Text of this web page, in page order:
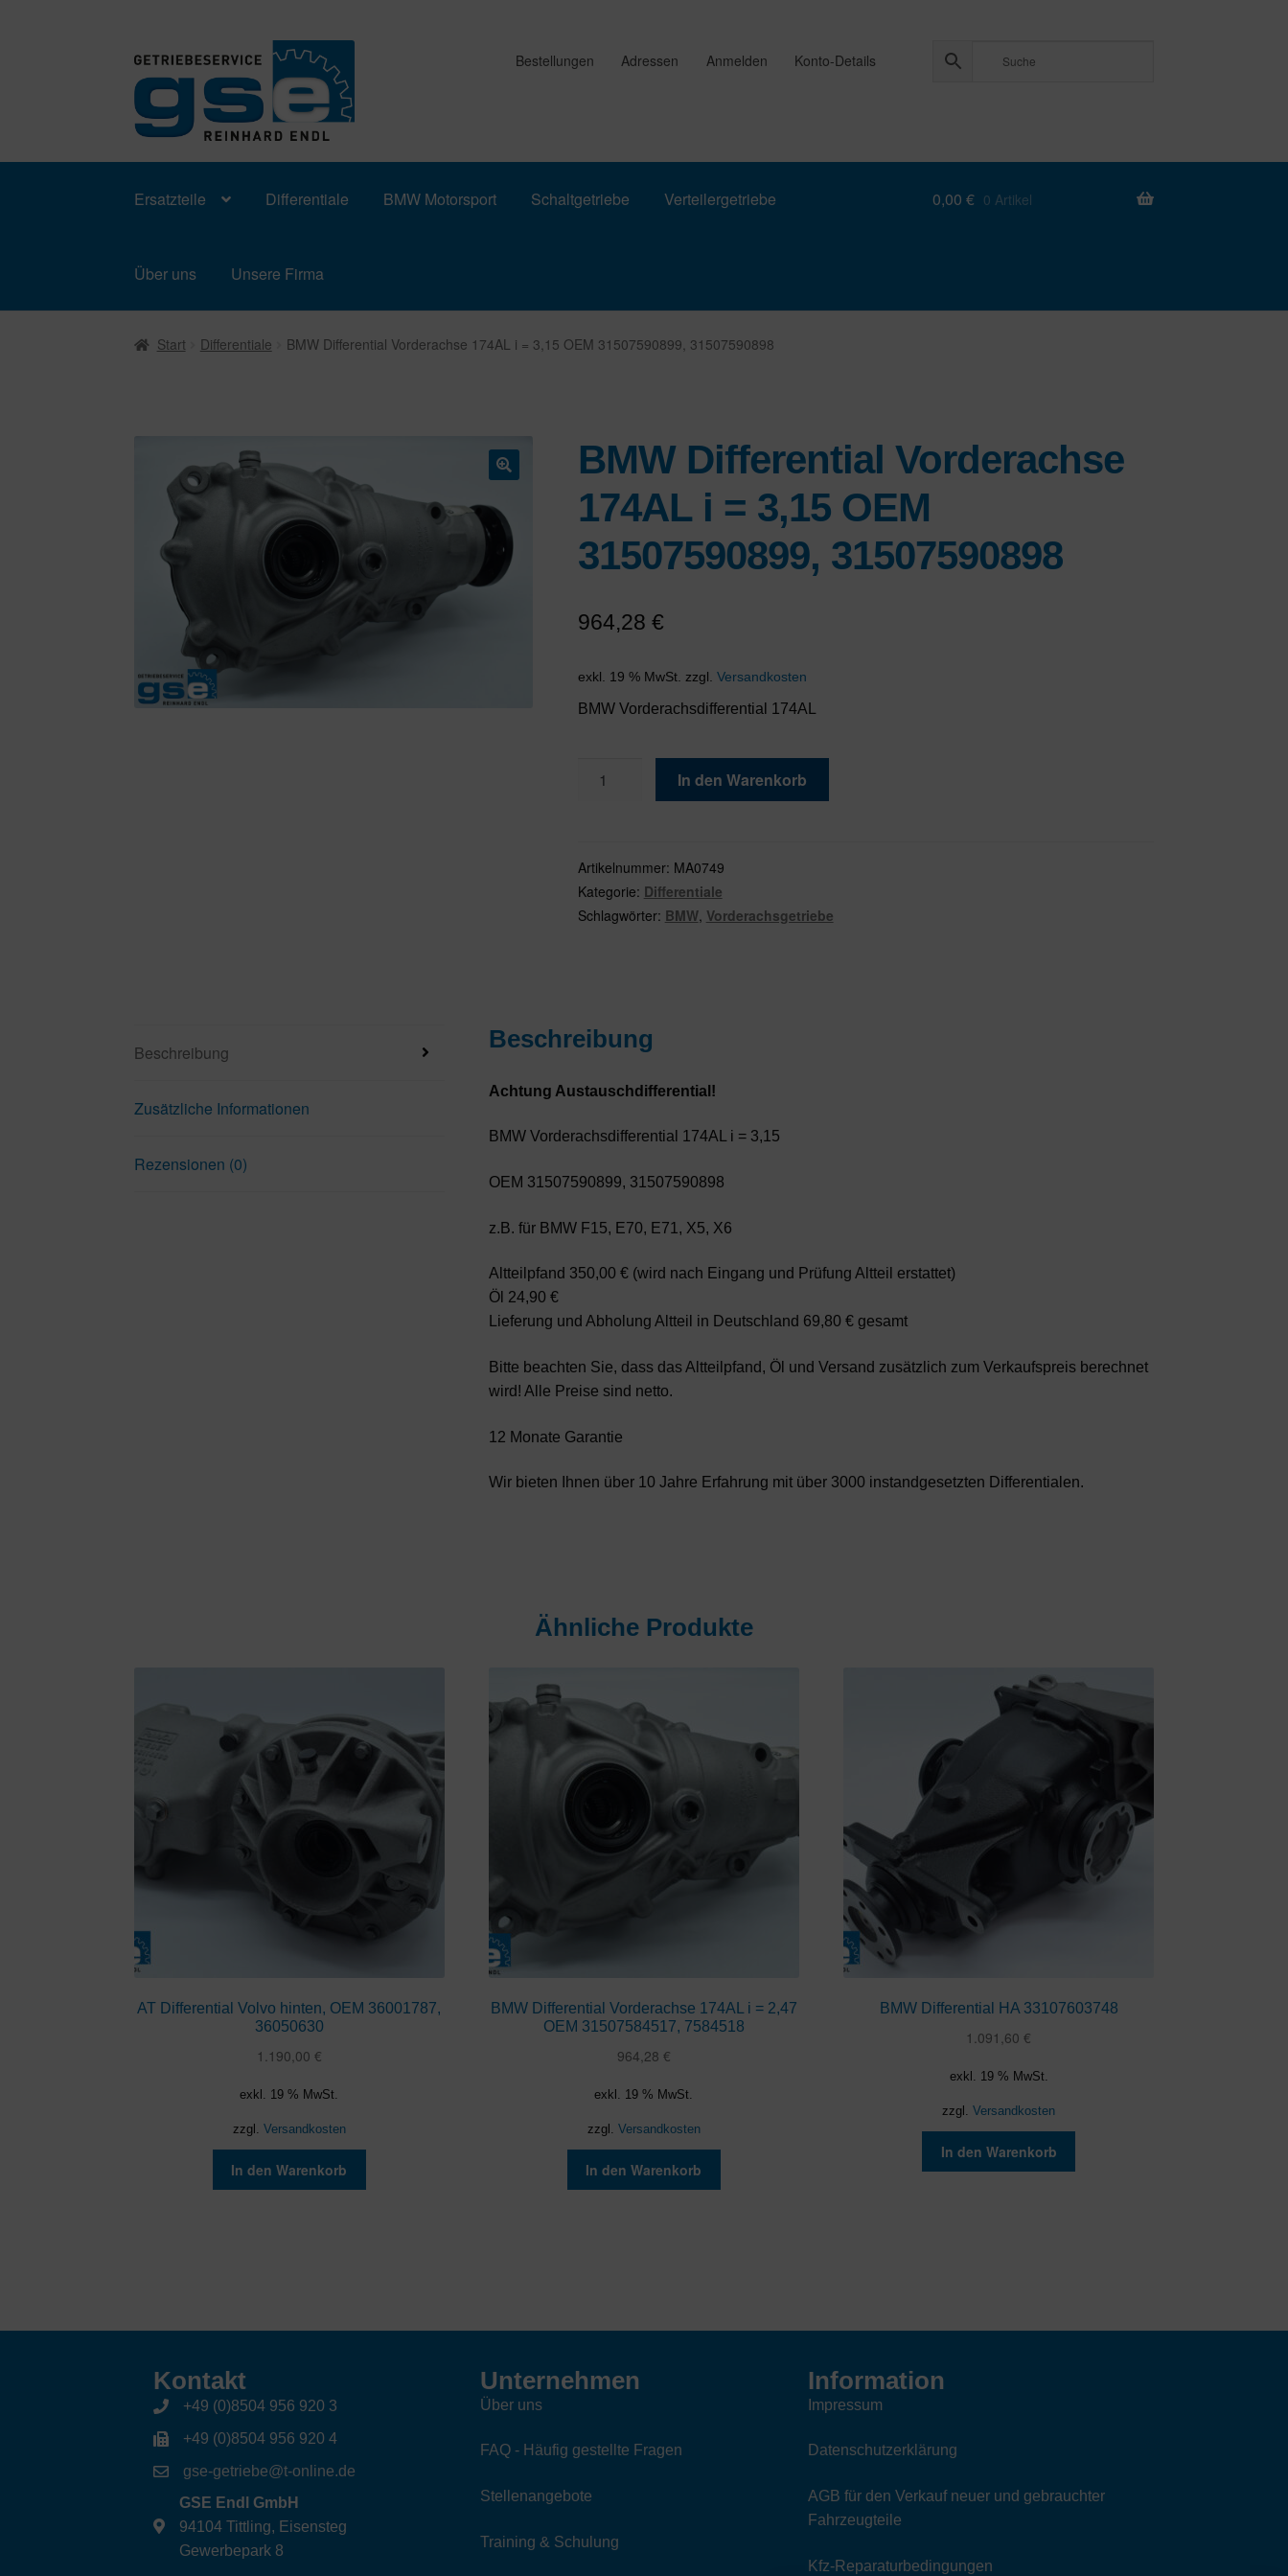
Zur
Navigation
springen
Zum
Inhalt
springen
Bestellungen Adressen Anmelden Konto-Details
Ersatzteile Differentiale BMW Motorsport Schaltgetriebe Verteilergetriebe
Über uns Unsere Firma
0,00 € 0 Artikel
Start Differentiale BMW Differential Vorderachse 174AL i = 3,15 OEM 31507590899, 31507590898
BMW Differential Vorderachse
174AL i = 3,15 OEM
31507590899, 31507590898
964,28 €
exkl. 19 % MwSt. zzgl. Versandkosten
BMW Vorderachsdifferential 174AL
Differential
i
=
3,15
In den Warenkorb
Artikelnummer: MA0749
Kategorie: Differentiale
Schlagwörter: BMW, Vorderachsgetriebe
Beschreibung
Zusätzliche Informationen
Rezensionen (0)
Beschreibung
Achtung Austauschdifferential!
BMW Vorderachsdifferential 174AL i = 3,15
OEM 31507590899, 31507590898
z.B. für BMW F15, E70, E71, X5, X6
Altteilpfand 350,00 € (wird nach Eingang und Prüfung Altteil erstattet)
Öl 24,90 €
Lieferung und Abholung Altteil in Deutschland 69,80 € gesamt
Bitte beachten Sie, dass das Altteilpfand, Öl und Versand zusätzlich zum Verkaufspreis berechnet
wird! Alle Preise sind netto.
12 Monate Garantie
Wir bieten Ihnen über 10 Jahre Erfahrung mit über 3000 instandgesetzten Differentialen.
Ähnliche Produkte
AT Differential Volvo hinten, OEM 36001787,
36050630
1.190,00 €
exkl. 19 % MwSt.
zzgl. Versandkosten
In den Warenkorb
BMW Differential Vorderachse 174AL i = 2,47
OEM 31507584517, 7584518
964,28 €
exkl. 19 % MwSt.
zzgl. Versandkosten
In den Warenkorb
BMW Differential HA 33107603748
1.091,60€
exkl. 19 % MwSt.
zzgl.Versandkosten
In den Warenkorb
Kontakt
+49 (0)8504 956 920 3
+49 (0)8504 956 920 4
gse-getriebe@t-online.de
GSE Endl GmbH
94104 Tittling, Eisensteg
Gewerbepark 8
Unternehmen
Über uns
FAQ - Häufig gestellte Fragen
Stellenangebote
Training & Schulung
Information
Impressum
Datenschutzerklärung
AGB für den Verkauf neuer und gebrauchter
Fahrzeugteile
Kfz-Reparaturbedingungen